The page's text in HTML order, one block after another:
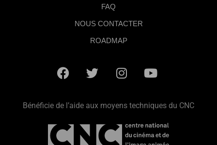
FAQ
NOUS CONTACTER
ROADMAP
Bénéficie de l’aide aux moyens techniques du CNC